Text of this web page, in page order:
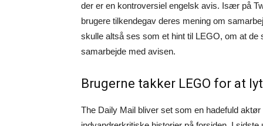
der er en kontroversiel engelsk avis. Især på
brugere tilkendegav deres mening om
skulle altså ses som et hint til LEGO, om at
samarbejde med avisen.
Brugerne takker LEGO for at
The Daily Mail bliver set som en hadefuld